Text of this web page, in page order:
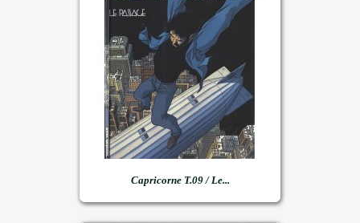
Capricorne T.09 / Le...